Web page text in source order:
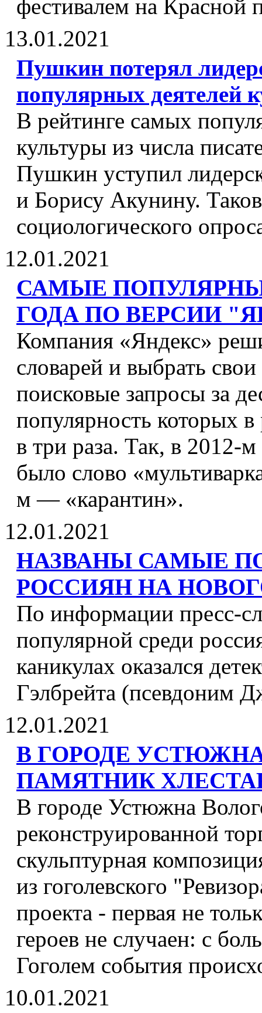
фестивалем на Красной
13.01.2021
Пушкин потерял
популярных деятелей
В рейтинге самых
культуры из числа
Пушкин уступил
и Борису Акунину.
социологического
12.01.2021
САМЫЕ
ГОДА ПО ВЕРСИИ
Компания «Яндекс»
словарей и выбрать
поисковые запросы за
популярность которых
в три раза. Так, в
было слово
м — «карантин».
12.01.2021
НАЗВАНЫ САМЫЕ
РОССИЯН НА
По информации пресс-
популярной среди
каникулах оказался
Гэлбрейта (псевдоним
12.01.2021
В ГОРОДЕ
ПАМЯТНИК
В городе Устюжна
реконструированной
скульптурная
из гоголевского
проекта - первая не
героев не случаен: с
Гоголем события
10.01.2021